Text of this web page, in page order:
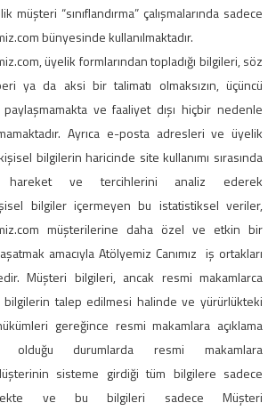
müşteri “sınıflandırma” çalışmalarında sadece
bünyesinde kullanılmaktadır.
üyelik formlarından topladığı bilgileri, söz
ya da aksi bir talimatı olmaksızın, üçüncü
ve faaliyet dışı hiçbir nedenle
Ayrıca e-posta adresleri ve üyelik
bilgilerin haricinde site kullanımı sırasında
hareket ve tercihlerini analiz ederek
bilgiler içermeyen bu istatistiksel veriler,
müşterilerine daha özel ve etkin bir
amacıyla Atölyemiz Canımız iş ortakları
Müşteri bilgileri, ancak resmi makamlarca
talep edilmesi halinde ve yürürlükteki
gereğince resmi makamlara açıklama
olduğu durumlarda resmi makamlara
sisteme girdiği tüm bilgilere sadece
ve bu bilgileri sadece Müşteri